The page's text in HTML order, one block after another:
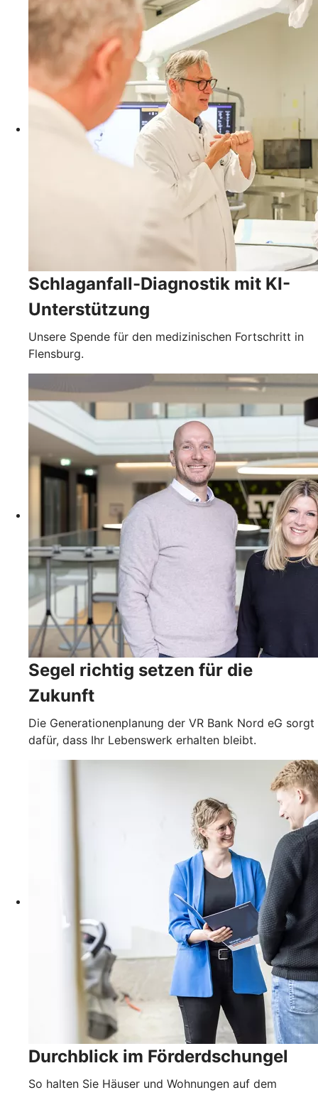
Schlaganfall-Diagnostik mit KI-
Unterstützung
Unsere Spende für den medizinischen Fortschritt in
Flensburg.
Segel richtig setzen für die
Zukunft
Die Generationenplanung der VR Bank Nord eG sorgt
dafür, dass Ihr Lebenswerk erhalten bleibt.
Durchblick im Förderdschungel
So halten Sie Häuser und Wohnungen auf dem